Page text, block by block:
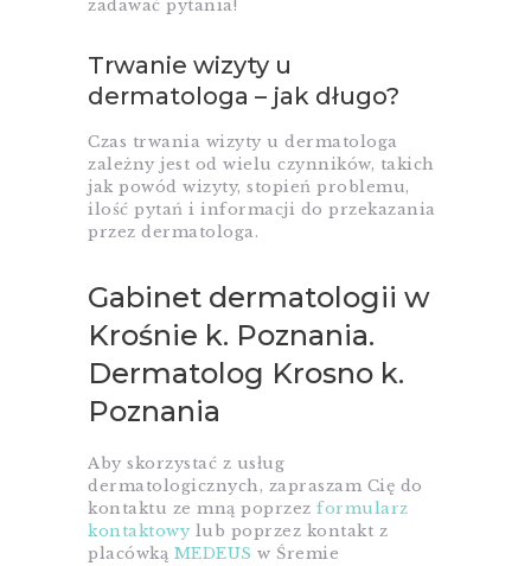
zadawać pytania!
Trwanie wizyty u
dermatologa – jak długo?
Czas trwania wizyty u dermatologa
zależny jest od wielu czynników, takich
jak powód wizyty, stopień problemu,
ilość pytań i informacji do przekazania
przez dermatologa.
Gabinet dermatologii w
Krośnie k. Poznania.
Dermatolog Krosno k.
Poznania
Aby skorzystać z usług
dermatologicznych, zapraszam Cię do
kontaktu ze mną poprzez formularz
kontaktowy lub poprzez kontakt z
placówką MEDEUS w Śremie